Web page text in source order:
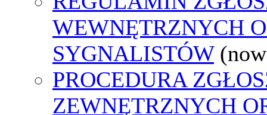
WEWNĘTRZNYCH
SYGNALISTÓW
PROCEDURA
ZEWNĘTRZNYCH